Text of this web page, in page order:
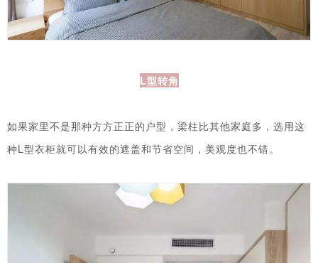
L型转角
如果家里不是那种方方正正的户型，梁柱比其他家庭多，选用这
种L型衣柜就可以有效的遮盖和节省空间，美观度也不错。